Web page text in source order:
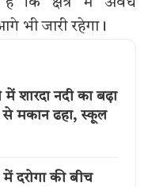
है कि क्षेत्र में अवैध
भी जारी रहेगा।
शारदा नदी का बढ़ा
मकान ढहा, स्कूल
दरोगा की बीच